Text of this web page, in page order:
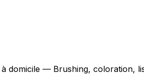
domicile — Brushing, coloration,